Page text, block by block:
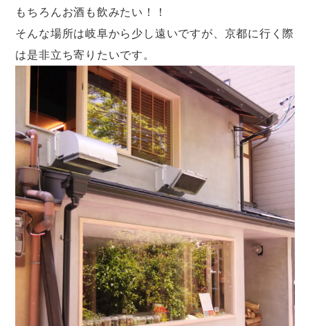
もちろんお酒も飲みたい！！
そんな場所は岐阜から少し遠いですが、京都に行く際
は是非立ち寄りたいです。